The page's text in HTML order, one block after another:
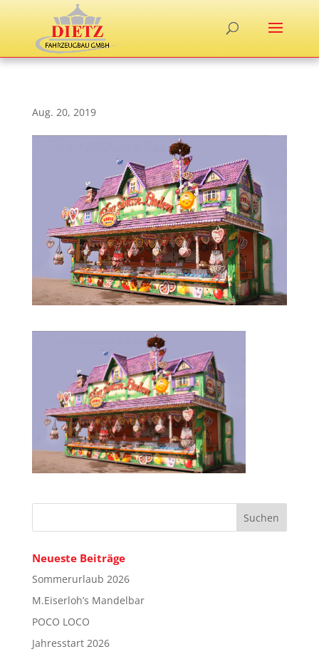
Aug. 20, 2019
Neueste Beiträge
Sommerurlaub 2026
M.Eiserloh’s Mandelbar
POCO LOCO
Jahresstart 2026